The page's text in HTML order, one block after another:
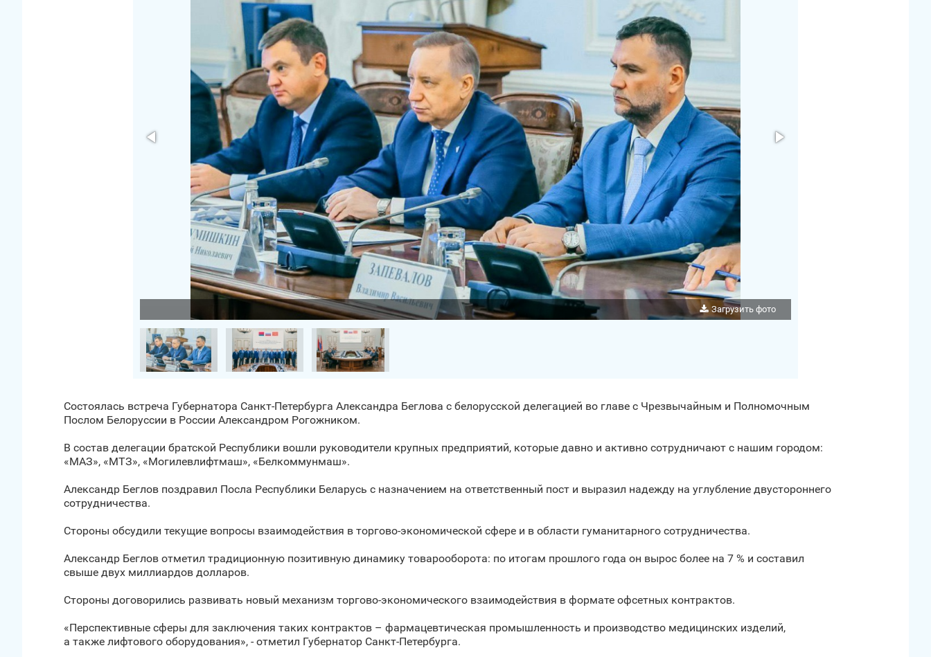
Загрузить фото
Состоялась встреча Губернатора Санкт‑Петербурга Александра Беглова с белорусской делегацией во главе с Чрезвычайным и Полномочным
Послом Белоруссии в России Александром Рогожником.
В состав делегации братской Республики вошли руководители крупных предприятий, которые давно и активно сотрудничают с нашим городом:
«МАЗ», «МТЗ», «Могилевлифтмаш», «Белкоммунмаш».
Александр Беглов поздравил Посла Республики Беларусь с назначением на ответственный пост и выразил надежду на углубление двустороннего
сотрудничества.
Стороны обсудили текущие вопросы взаимодействия в торгово-экономической сфере и в области гуманитарного сотрудничества.
Александр Беглов отметил традиционную позитивную динамику товарооборота: по итогам прошлого года он вырос более на 7 % и составил
свыше двух миллиардов долларов.
Стороны договорились развивать новый механизм торгово-экономического взаимодействия в формате офсетных контрактов.
«Перспективные сферы для заключения таких контрактов – фармацевтическая промышленность и производство медицинских изделий,
а также лифтового оборудования», - отметил Губернатор Санкт‑Петербурга.